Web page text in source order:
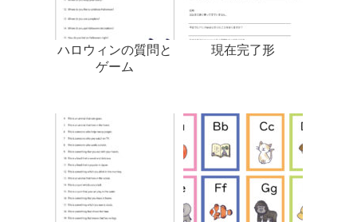
ハロウィンの質問と
ゲーム
現在完了形